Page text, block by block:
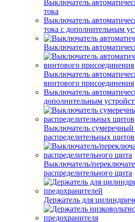
Выключатель
тока
Выключатель
тока с дополнительным
Выключатель
Выключатель
винтового присоединения
Выключатель
дополнительным
Выключатель
распределительных щитов
Выключатель/
распределительного щита
Держатель для